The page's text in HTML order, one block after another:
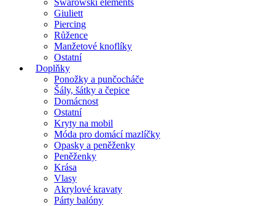
Swarowski elements
Giuliett
Piercing
Růžence
Manžetové knoflíky
Ostatní
Doplňky
Ponožky a punčocháče
Šály, šátky a čepice
Domácnost
Ostatní
Kryty na mobil
Móda pro domácí mazlíčky
Opasky a peněženky
Peněženky
Krása
Vlasy
Akrylové kravaty
Párty balóny